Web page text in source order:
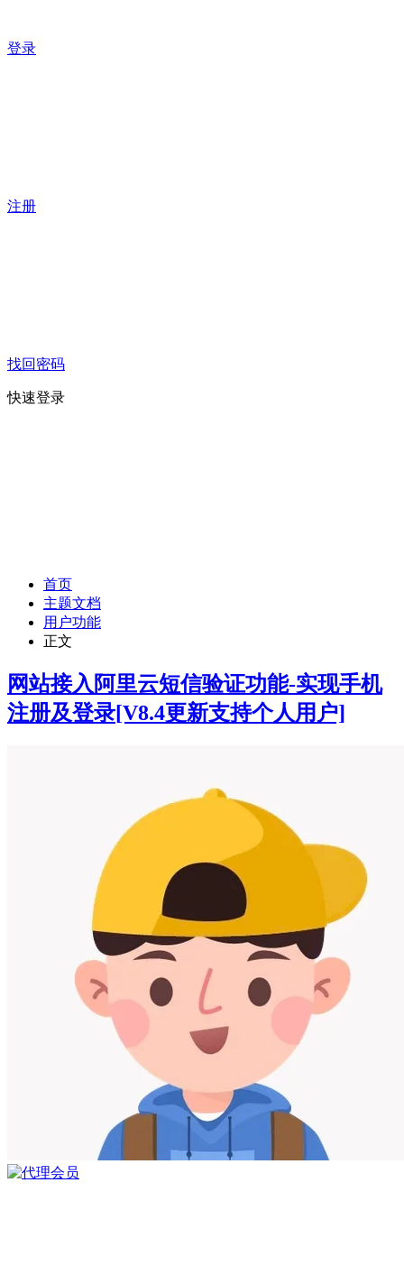
登录
注册
找回密码
快速登录
首页
主题文档
用户功能
正文
网站接入阿里云短信验证功能-实现手机
注册及登录[V8.4更新支持个人用户]